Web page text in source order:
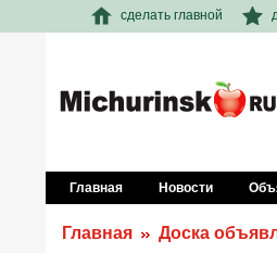
сделать главной
Главная Новости
Главная Доска